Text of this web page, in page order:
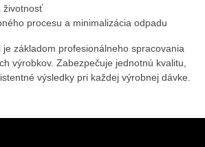
životnosť
procesu a minimalizácia odpadu
je základom profesionálneho spracovania
výrobkov. Zabezpečuje jednotnú kvalitu,
výsledky pri každej výrobnej dávke.